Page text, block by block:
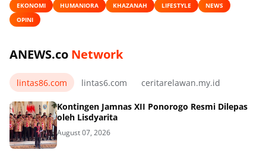
EKONOMI HUMANIORA KHAZANAH LIFESTYLE
NEWS
OPINI
ANEWS.co Network
lintas86.com lintas6.com ceritarelawan.my.id
Kontingen Jamnas XII Ponorogo Resmi Dilepas
oleh Lisdyarita
August 07, 2026